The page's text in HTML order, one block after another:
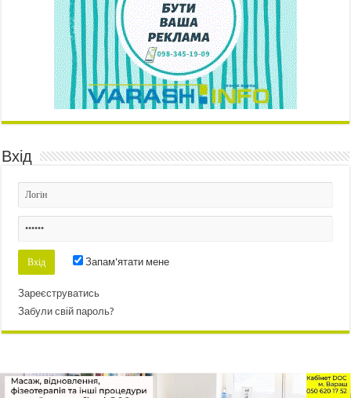
Вхід
Запам'ятати мене
Зареєструватись
Забули свій пароль?